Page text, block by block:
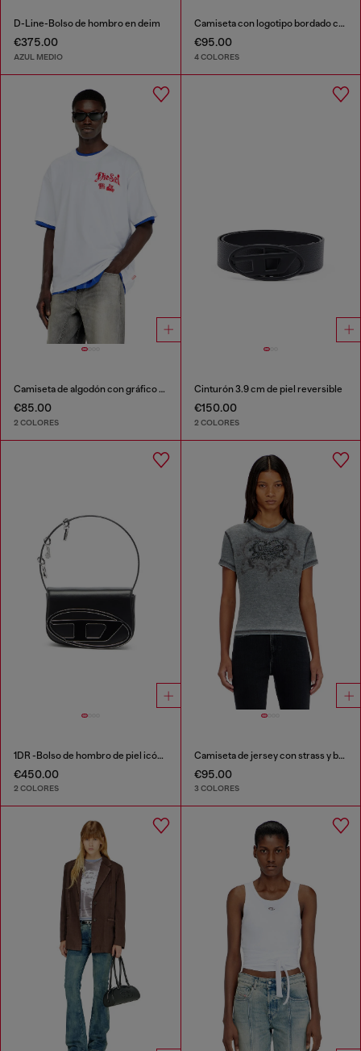
D-Line-Bolso de hombro en deim
€375.00
AZUL MEDIO
Camiseta con logotipo bordado con abertura
€95.00
4 COLORES
Camiseta de algodón con gráfico flocado
€85.00
2 COLORES
Cinturón 3.9 cm de piel reversible
€150.00
2 COLORES
1DR -Bolso de hombro de piel icónico con charms en el asa
€450.00
2 COLORES
Camiseta de jersey con strass y burnout effect
€95.00
3 COLORES